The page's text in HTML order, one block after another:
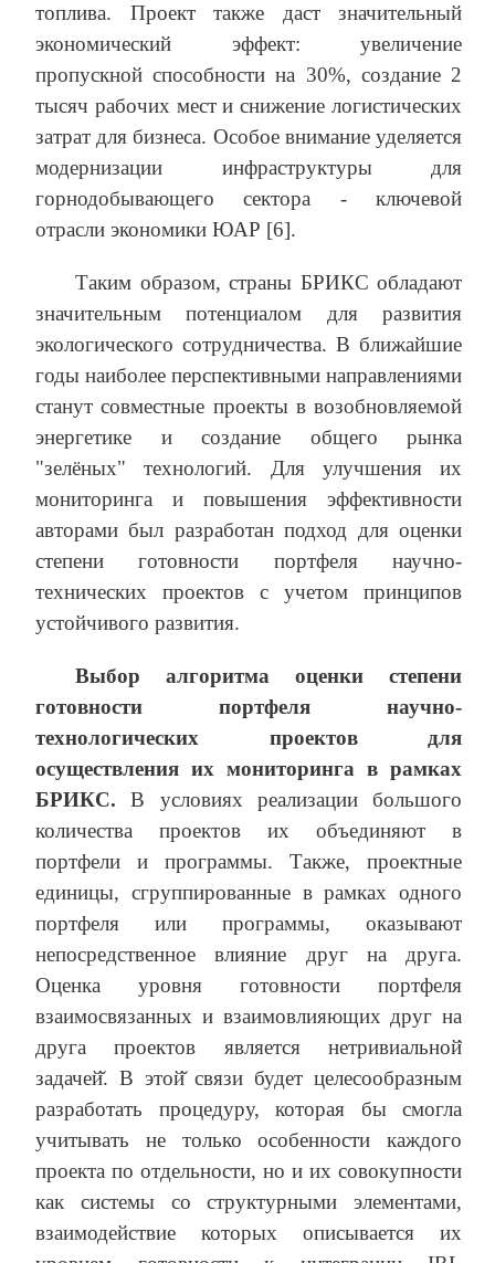
топлива. Проект также даст значительный
экономический эффект: увеличение
пропускной способности на 30%, создание 2
тысяч рабочих мест и снижение логистических
затрат для бизнеса. Особое внимание уделяется
модернизации инфраструктуры для
горнодобывающего сектора - ключевой
отрасли экономики ЮАР [6].
Таким образом, страны БРИКС обладают
значительным потенциалом для развития
экологического сотрудничества. В ближайшие
годы наиболее перспективными направлениями
станут совместные проекты в возобновляемой
энергетике и создание общего рынка
"зелёных" технологий. Для улучшения их
мониторинга и повышения эффективности
авторами был разработан подход для оценки
степени готовности портфеля научно-
технических проектов с учетом принципов
устойчивого развития.
Выбор алгоритма оценки степени
готовности портфеля научно-
технологических проектов для
осуществления их мониторинга в рамках
БРИКС. В условиях реализации большого
количества проектов их объединяют в
портфели и программы. Также, проектные
единицы, сгруппированные в рамках одного
портфеля или программы, оказывают
непосредственное влияние друг на друга.
Оценка уровня готовности портфеля
взаимосвязанных и взаимовлияющих друг на
друга проектов является нетривиальной̆
задачей̆. В этой̆ связи будет целесообразным
разработать процедуру, которая бы смогла
учитывать не только особенности каждого
проекта по отдельности, но и их совокупности
как системы со структурными элементами,
взаимодействие которых описывается их